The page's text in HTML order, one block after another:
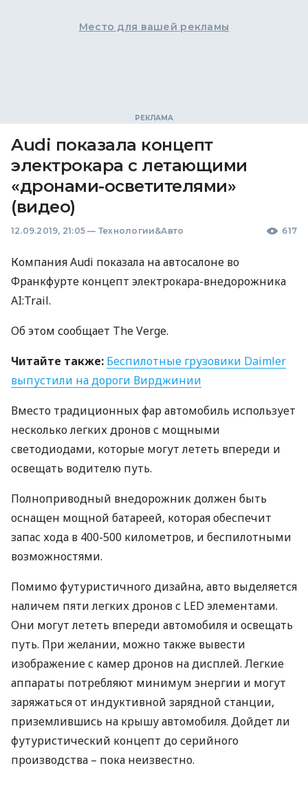
Место для вашей рекламы
Audi показала концепт
электрокара с летающими
«дронами-осветителями»
(видео)
12.09.2019, 21:05 — Технологии&Авто 617
Компания Audi показала на автосалоне во
Франкфурте концепт электрокара-внедорожника
AI:Trail.
Об этом сообщает The Verge.
Читайте также: Беспилотные грузовики Daimler
выпустили на дороги Вирджинии
Вместо традиционных фар автомобиль использует
несколько легких дронов с мощными
светодиодами, которые могут лететь впереди и
освещать водителю путь.
Полноприводный внедорожник должен быть
оснащен мощной батареей, которая обеспечит
запас хода в 400-500 километров, и беспилотными
возможностями.
Помимо футуристичного дизайна, авто выделяется
наличем пяти легких дронов с LED элементами.
Они могут лететь впереди автомобиля и освещать
путь. При желании, можно также вывести
изображение с камер дронов на дисплей. Легкие
аппараты потребляют минимум энергии и могут
заряжаться от индуктивной зарядной станции,
приземлившись на крышу автомобиля. Дойдет ли
футуристический концепт до серийного
производства – пока неизвестно.